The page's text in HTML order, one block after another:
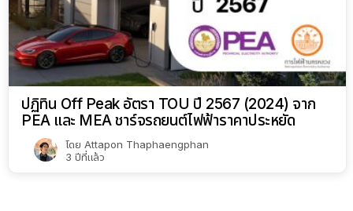
ปฏิทิน Off Peak อัตรา TOU ปี 2567 (2024) จาก
PEA และ MEA ชาร์จรถยนต์ไฟฟ้าราคาประหยัด
โดย Attapon Thaphaengphan
3 ปีที่แล้ว